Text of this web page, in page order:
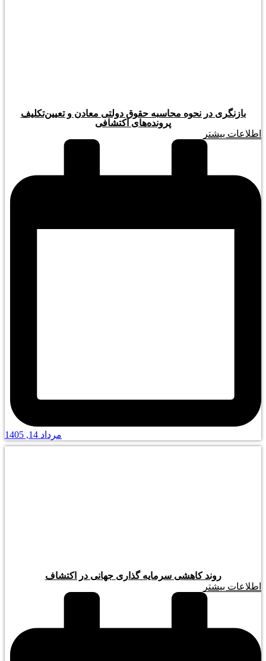
بازنگری در نحوه محاسبه حقوق دولتی معادن و تعیین‌تکلیف
پرونده‌های اکتشافی
اطلاعات بیشتر
مرداد 14, 1405
روند کاهشی سرمایه گذاری جهانی در اکتشاف
اطلاعات بیشتر